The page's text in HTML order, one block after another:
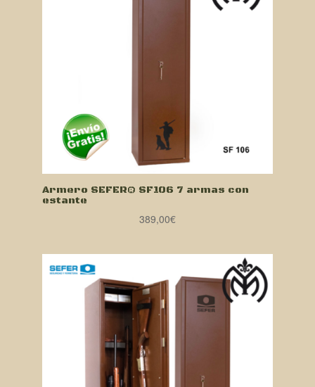
Armero SEFER® SF106 7 armas con
estante
389,00€